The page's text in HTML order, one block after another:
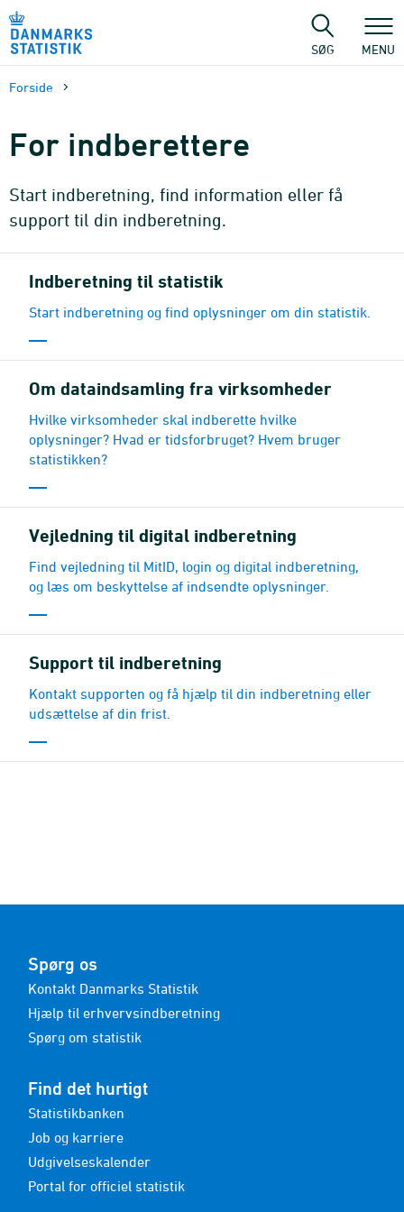
sidens
SØG MENU
Forside
For indberettere
Start indberetning, find information eller få
support til din indberetning.
Indberetning til statistik
Start indberetning og find oplysninger om din statistik.
Om dataindsamling fra virksomheder
Hvilke virksomheder skal indberette hvilke
oplysninger? Hvad er tidsforbruget? Hvem bruger
statistikken?
Vejledning til digital indberetning
Find vejledning til MitID, login og digital indberetning,
og læs om beskyttelse af indsendte oplysninger.
Support til indberetning
Kontakt supporten og få hjælp til din indberetning eller
udsættelse af din frist.
Spørg os
Kontakt Danmarks Statistik
Hjælp til erhvervsindberetning
Spørg om statistik
Find det hurtigt
Statistikbanken
Job og karriere
Udgivelseskalender
Portal for officiel statistik